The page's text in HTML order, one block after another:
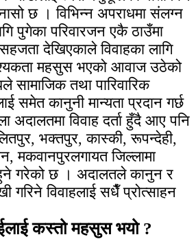
छ । विभिन्न अपराधमा संलग्न
पुगेका परिवारजन एकै ठाउँमा
देखिएकाले विवाहका लागि
महसुस भएको आवाज उठेको
सामाजिक तथा पारिवारिक
समेत कानुनी मान्यता प्रदान गर्छ
अदालतमा विवाह दर्ता हुँदै आए पनि
भक्तपुर, कास्की, रूपन्देही,
मकवानपुरलगायत जिल्लामा
गरेको छ । अदालतले कानुन र
गरिने विवाहलाई सधैँ प्रोत्साहन
कस्तो महसुस भयो ?